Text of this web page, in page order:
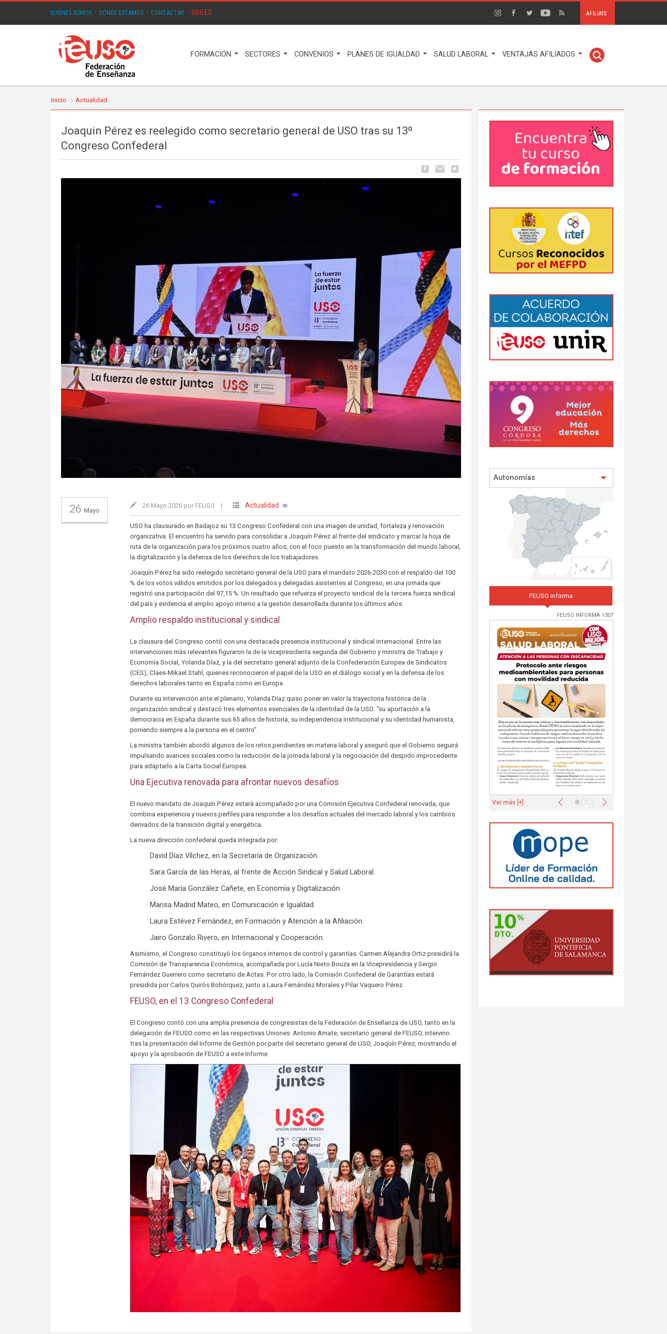
QUIÉNES SOMOS · DÓNDE ESTAMOS · CONTACTAR · USO.ES AFÍLIATE
FORMACIÓN SECTORES CONVENIOS PLANES DE IGUALDAD SALUD LABORAL VENTAJAS AFILIADOS
Inicio Actualidad
Joaquin Pérez es reelegido como secretario general de USO tras su 13º
Congreso Confederal
26 Mayo
26 Mayo 2026 por FEUSO | Actualidad
USO ha clausurado en Badajoz su 13 Congreso Confederal con una imagen de unidad, fortaleza y renovación
organizativa. El encuentro ha servido para consolidar a Joaquín Pérez al frente del sindicato y marcar la hoja de
ruta de la organización para los próximos cuatro años, con el foco puesto en la transformación del mundo laboral,
la digitalización y la defensa de los derechos de los trabajadores.
Joaquín Pérez ha sido reelegido secretario general de la USO para el mandato 2026-2030 con el respaldo del 100
% de los votos válidos emitidos por los delegados y delegadas asistentes al Congreso, en una jornada que
registró una participación del 97,15 %. Un resultado que refuerza el proyecto sindical de la tercera fuerza sindical
del país y evidencia el amplio apoyo interno a la gestión desarrollada durante los últimos años.
Amplio respaldo institucional y sindical
La clausura del Congreso contó con una destacada presencia institucional y sindical internacional. Entre las
intervenciones más relevantes figuraron la de la vicepresidenta segunda del Gobierno y ministra de Trabajo y
Economía Social, Yolanda Díaz, y la del secretario general adjunto de la Confederación Europea de Sindicatos
(CES), Claes-Mikael Stahl, quienes reconocieron el papel de la USO en el diálogo social y en la defensa de los
derechos laborales tanto en España como en Europa.
Durante su intervención ante el plenario, Yolanda Díaz quiso poner en valor la trayectoria histórica de la
organización sindical y destacó tres elementos esenciales de la identidad de la USO: “su aportación a la
democracia en España durante sus 65 años de historia, su independencia institucional y su identidad humanista,
poniendo siempre a la persona en el centro”.
La ministra también abordó algunos de los retos pendientes en materia laboral y aseguró que el Gobierno seguirá
impulsando avances sociales como la reducción de la jornada laboral y la negociación del despido improcedente
para adaptarlo a la Carta Social Europea.
Una Ejecutiva renovada para afrontar nuevos desafíos
El nuevo mandato de Joaquín Pérez estará acompañado por una Comisión Ejecutiva Confederal renovada, que
combina experiencia y nuevos perfiles para responder a los desafíos actuales del mercado laboral y los cambios
derivados de la transición digital y energética.
La nueva dirección confederal queda integrada por:
David Díaz Vílchez, en la Secretaría de Organización.
Sara García de las Heras, al frente de Acción Sindical y Salud Laboral.
José María González Cañete, en Economía y Digitalización.
Marisa Madrid Mateo, en Comunicación e Igualdad.
Laura Estévez Fernández, en Formación y Atención a la Afiliación.
Jairo Gonzalo Rivero, en Internacional y Cooperación.
Asimismo, el Congreso constituyó los órganos internos de control y garantías. Carmen Alejandra Ortiz presidirá la
Comisión de Transparencia Económica, acompañada por Lucía Nieto Bouza en la Vicepresidencia y Sergio
Fernández Guerrero como secretario de Actas. Por otro lado, la Comisión Confederal de Garantías estará
presidida por Carlos Quirós Bohórquez, junto a Laura Fernández Morales y Pilar Vaquero Pérez.
FEUSO, en el 13 Congreso Confederal
El Congreso contó con una amplia presencia de congresistas de la Federación de Enseñanza de USO, tanto en la
delegación de FEUSO como en las respectivas Uniones. Antonio Amate, secretario general de FEUSO, intervino
tras la presentación del Informe de Gestión por parte del secretario general de USO, Joaquín Pérez, mostrando el
apoyo y la aprobación de FEUSO a este Informe.
Autonomías
FEUSO informa
FEUSO INFORMA 1307
Anterior Siguiente
Ver más [+]